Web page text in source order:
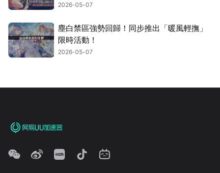
2026-05-07
塵白禁區強勢回歸！同步推出「暖風輕撫」
限時活動！
2026-05-07